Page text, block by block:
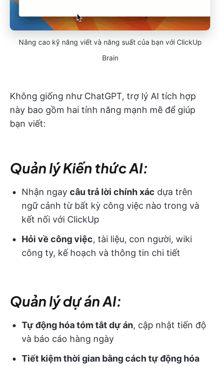
Nâng cao kỹ năng viết và năng suất của bạn với ClickUp
Brain
Không giống như ChatGPT, trợ lý AI tích hợp
này bao gồm hai tính năng mạnh mẽ để giúp
bạn viết:
Quản lý Kiến thức AI:
Nhận ngay câu trả lời chính xác dựa trên
ngữ cảnh từ bất kỳ công việc nào trong và
kết nối với ClickUp
Hỏi về công việc, tài liệu, con người, wiki
công ty, kế hoạch và thông tin chi tiết
Quản lý dự án AI:
Tự động hóa tóm tắt dự án, cập nhật tiến độ
và báo cáo hàng ngày
Tiết kiệm thời gian bằng cách tự động hóa